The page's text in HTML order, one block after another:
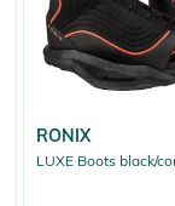
RONIX
LUXE Boots black/